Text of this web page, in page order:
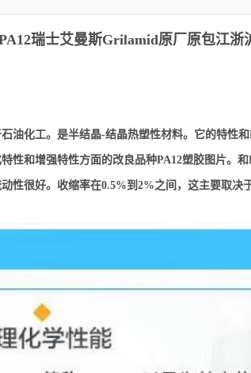
瑞士艾曼斯Grilamid原厂原包江浙
油化工。是半结晶-结晶热塑性材料。它的特性
和增强特性方面的改良品种PA12塑胶图片。
性很好。收缩率在0.5%到2%之间，这主要取